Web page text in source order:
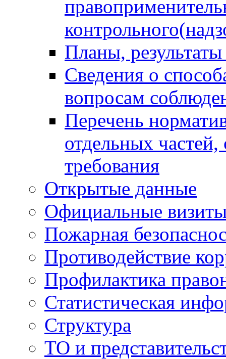
Планы,
Сведения о
вопросам
Перечень
отдельных
требования
Открытые данные
Официальные
Пожарная
Противодействие
Профилактика
Статистическая
Структура
ТО и